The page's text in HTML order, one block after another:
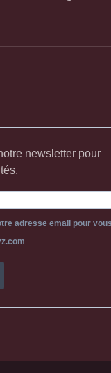
newsletter pour
adresse email pour vous